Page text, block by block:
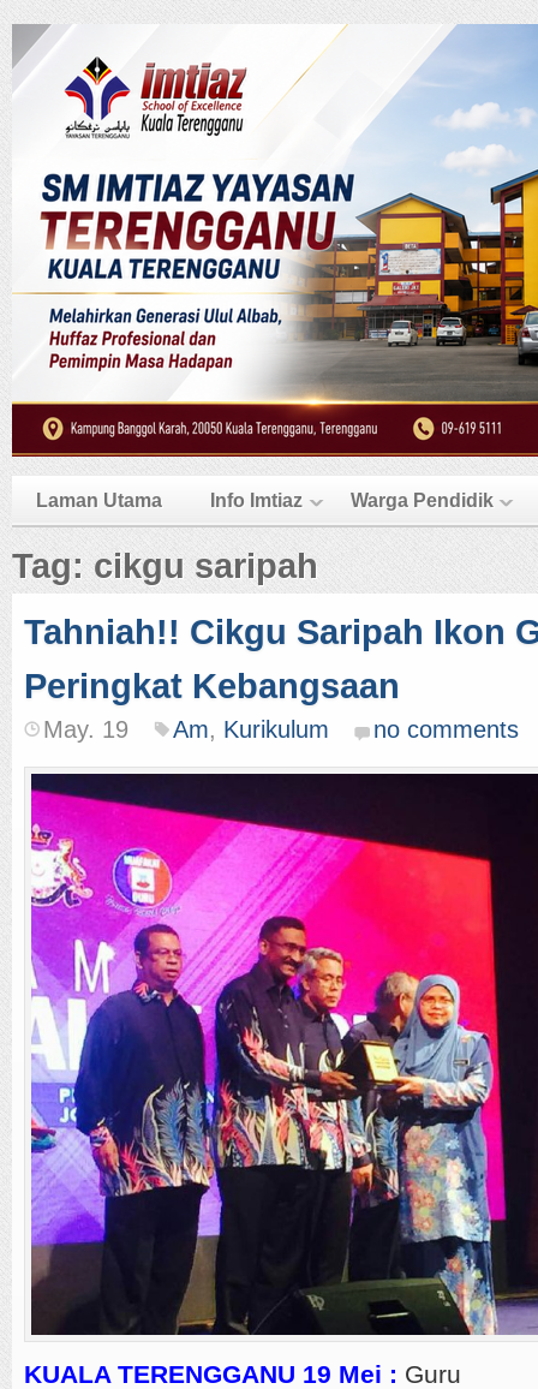
Laman Utama Info Imtiaz Warga Pendidik
Tag: cikgu saripah
Tahniah!! Cikgu Saripah Ikon
Peringkat Kebangsaan
May. 19 Am, Kurikulum no comments
KUALA TERENGGANU 19 Mei : Guru